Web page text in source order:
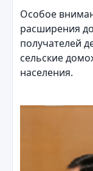
Особое
расширения
получателей
сельские
населения.